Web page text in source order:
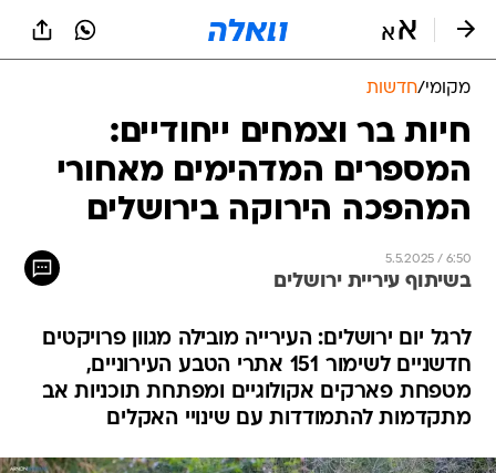
מקומי/חדשות
חיות בר וצמחים ייחודיים:
המספרים המדהימים מאחורי
המהפכה הירוקה בירושלים
5.5.2025 / 6:50
בשיתוף עיריית ירושלים
לרגל יום ירושלים: העירייה מובילה מגוון פרויקטים
חדשניים לשימור 151 אתרי הטבע העירוניים,
מטפחת פארקים אקולוגיים ומפתחת תוכניות אב
מתקדמות להתמודדות עם שינויי האקלים